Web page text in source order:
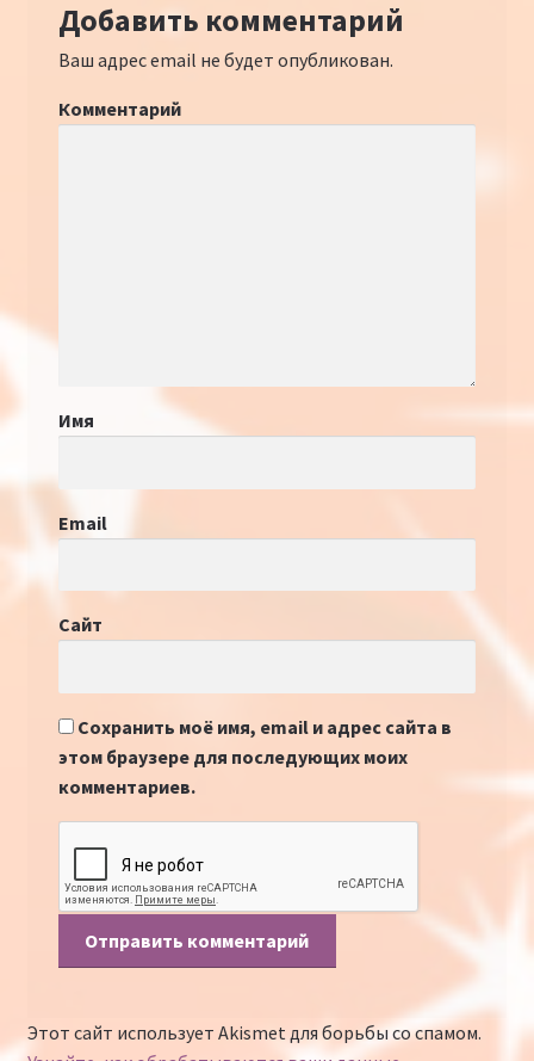
Добавить комментарий
Ваш адрес email не будет опубликован.
Комментарий
Имя
Email
Сайт
Сохранить моё имя, email и адрес сайта в
этом браузере для последующих моих
комментариев.
Этот сайт использует Akismet для борьбы со спамом.